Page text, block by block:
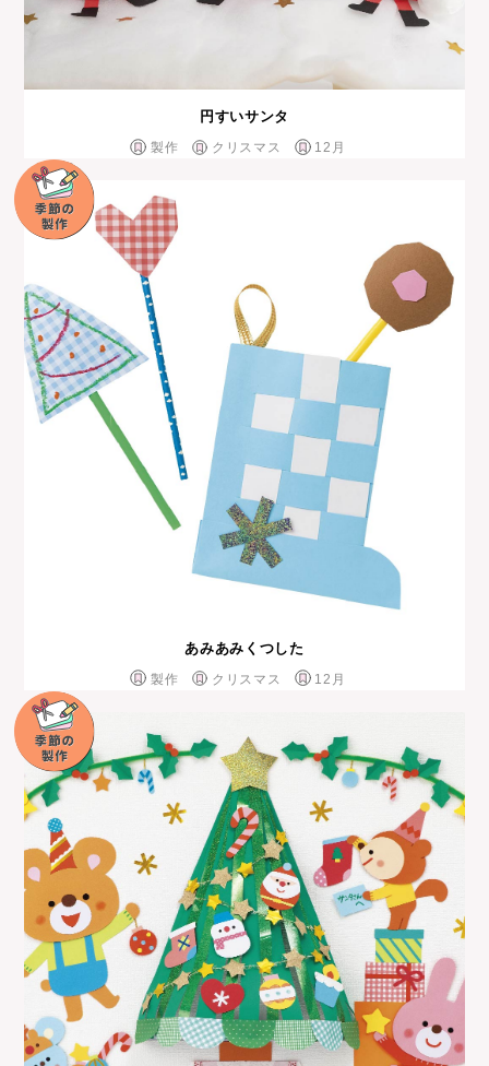
円すいサンタ
製作 クリスマス 12月
あみあみくつした
製作 クリスマス 12月